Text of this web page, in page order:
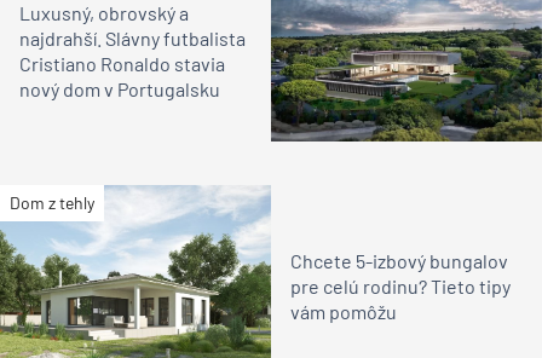
Luxusný, obrovský a
najdrahší. Slávny futbalista
Cristiano Ronaldo stavia
nový dom v Portugalsku
Dom z tehly
Chcete 5-izbový bungalov
pre celú rodinu? Tieto tipy
vám pomôžu